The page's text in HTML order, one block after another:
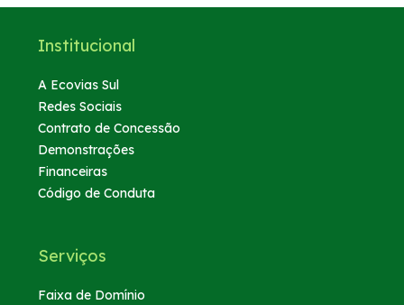
Institucional
A Ecovias Sul
Redes Sociais
Contrato de Concessão
Demonstrações
Financeiras
Código de Conduta
Serviços
Faixa de Domínio